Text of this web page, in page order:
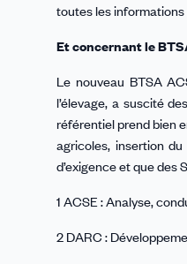
toutes les
Et concernant le
Le nouveau BTSA
l’élevage, a suscité
référentiel prend bien
agricoles, insertion
d’exigence et que des
1 ACSE : Analyse,
2 DARC :